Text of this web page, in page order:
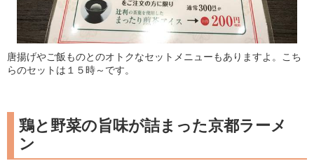
唐揚げやご飯ものとのオトクなセットメニューもありますよ。こち
らのセットは１５時～です。
鶏と野菜の旨味が詰まった京都ラーメ
ン